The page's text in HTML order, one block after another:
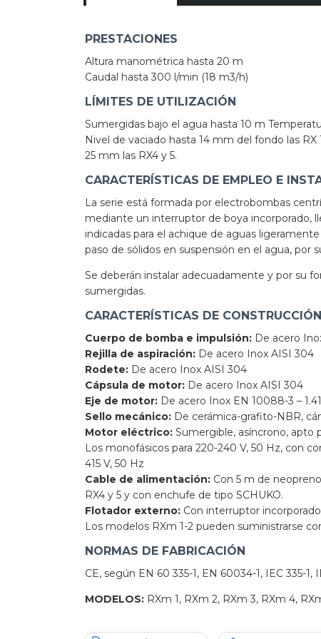
PRESTACIONES
Altura manométrica hasta 20 m
Caudal hasta 300 l/min (18 m3/h)
LÍMITES DE UTILIZACIÓN
Sumergidas bajo el agua hasta 10 m
Nivel de vaciado hasta 14 mm del fondo las RX
25 mm las RX4 y 5.
CARACTERÍSTICAS DE EMPLEO E
La serie está formada por electrobombas
mediante un interruptor de boya incorporado,
indicadas para el achique de aguas
paso de sólidos en suspensión en el agua, por
Se deberán instalar adecuadamente y por su
sumergidas.
CARACTERÍSTICAS DE CONSTRUCCIÓN
Cuerpo de bomba e impulsión: De acero
Rejilla de aspiración: De acero Inox AISI 304
Rodete: De acero Inox AISI 304
Cápsula de motor: De acero Inox AISI 304
Eje de motor: De acero Inox EN 10088-3 –
Sello mecánico: De cerámica-grafito-NBR,
Motor eléctrico: Sumergible, asíncrono, apto
Los monofásicos para 220-240 V, 50 Hz, con
415 V, 50 Hz
Cable de alimentación: Con 5 m de
RX4 y 5 y con enchufe de tipo SCHUKO.
Flotador externo: Con interruptor incorporado
Los modelos RXm 1-2 pueden suministrarse
NORMAS DE FABRICACIÓN
CE, según EN 60 335-1, EN 60034-1, IEC 335-1,
MODELOS: RXm 1, RXm 2, RXm 3, RXm 4,